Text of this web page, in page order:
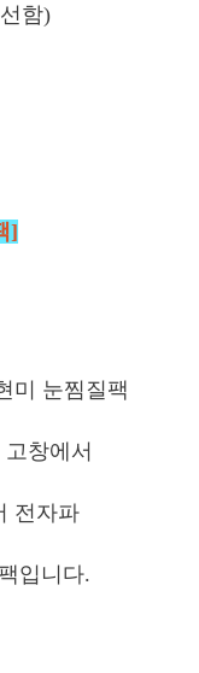
함)
]
미 눈찜질팩
창에서
전자파
입니다.